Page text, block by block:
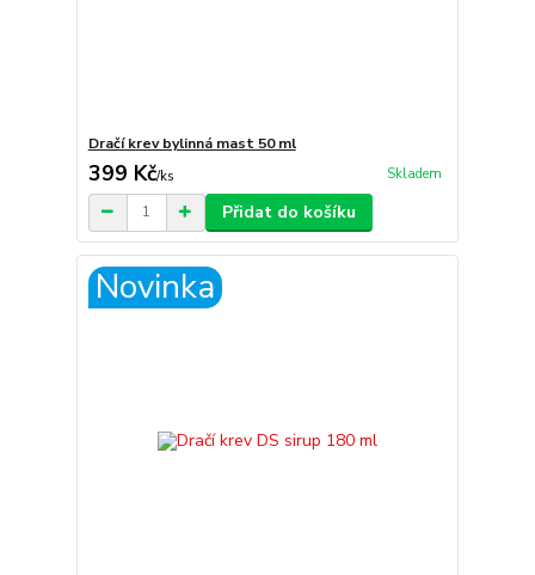
Dračí krev bylinná mast 50 ml
399 Kč/ks Skladem
Přidat do košíku
Novinka